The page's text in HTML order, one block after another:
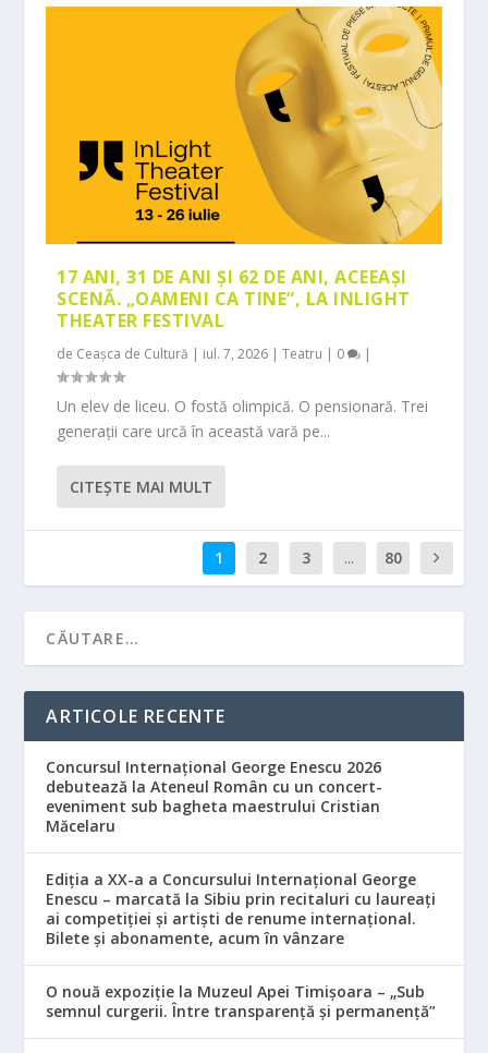
17 ANI, 31 DE ANI ȘI 62 DE ANI, ACEEAȘI
SCENĂ. „OAMENI CA TINE”, LA INLIGHT
THEATER FESTIVAL
de Ceașca de Cultură | iul. 7, 2026 |Teatru | 0 |
Un elev de liceu. O fostă olimpică. O pensionară. Trei
generații care urcă în această vară pe...
CITEŞTE MAI MULT
1 2 3 ... 80
ARTICOLE RECENTE
Concursul Internațional George Enescu 2026
debutează la Ateneul Român cu un concert-
eveniment sub bagheta maestrului Cristian
Măcelaru
Ediția a XX-a a Concursului Internațional George
Enescu – marcată la Sibiu prin recitaluri cu laureați
ai competiției și artiști de renume internațional.
Bilete și abonamente, acum în vânzare
O nouă expoziție la Muzeul Apei Timișoara – „Sub
semnul curgerii. Între transparență și permanență”